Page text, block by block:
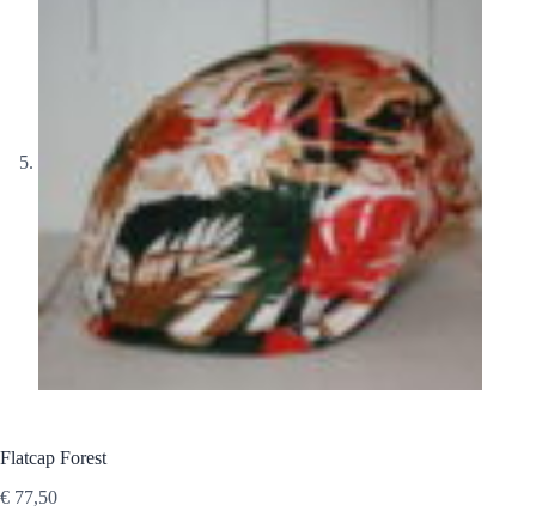
Flatcap Forest
€ 77,50